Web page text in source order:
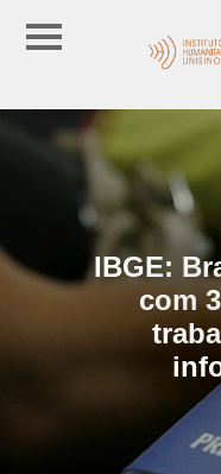
IBGE:
com